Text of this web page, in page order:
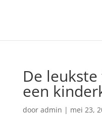
De leukste
een
door admin | mei 23,